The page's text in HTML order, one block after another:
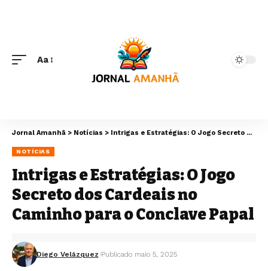
Aa
Jornal Amanhã > Notícias > Intrigas e Estratégias: O Jogo Secreto dos Cardeais no Caminho para o Conclave Papal
NOTÍCIAS
Intrigas e Estratégias: O Jogo
Secreto dos Cardeais no
Caminho para o Conclave Papal
Diego Velázquez Publicado maio 5, 2025